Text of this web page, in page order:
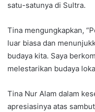
satu-satunya di Sultra.
Tina mengungkapkan,
luar biasa dan
budaya kita. Saya
melestarikan budaya
Tina Nur Alam dalam
apresiasinya atas